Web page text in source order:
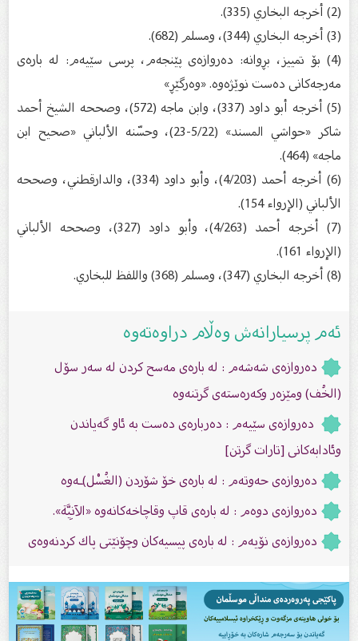
(4) بۆ تمییز، بڕوانه‌: ده‌روازه‌ی پێنجه‌م، پرسی سێیه‌م: له‌ باره‌ی
مه‌رجه‌كانی ده‌ست نوێژه‌وه‌. «وه‌رگێڕ»
(5) أخرجه أبو داود (337)، وابن ماجه (572)، وصححه الشيخ أحمد
شاكر «حواشي المسند» (5/22-23)، وحسّنه الألباني «صحيح ابن
ماجه» (464).
(6) أخرجه أحمد (4/203)، وأبو داود (334)، والدارقطني، وصححه
الألباني (الإرواء 154).
(7) أخرجه أحمد (4/263)، وأبو داود (327)، وصححه الألباني
(الإرواء 161).
ئەم پرسیارانەش وەڵام دراوەتەوە
ده‌روازه‌ی شه‌شه‌م : له‌ باره‌ی مه‌سح كردن له‌ سه‌ر سۆل
(الخُف) ومێزه‌ر وكه‌ره‌سته‌ى گرتنه‌وه‌
ده‌روازه‌ی سێیه‌م : ده‌رباره‌ی ده‌ست به‌ ئاو گه‌یاندن
وئادابه‌كانی [تارات گرتن]
ده‌روازه‌ی حه‌وته‌م : له‌ باره‌ی خۆ شۆردن (الغُسْل)ـه‌وه‌
ده‌روازه‌ی دوه‌م : له‌ باره‌ى قاپ وقاچاخه‌كانه‌وه‌ «الآنِيَّة».
ده‌روازه‌ى نۆیه‌م : له‌ باره‌ى پیسیه‌كان وچۆنێتی پاك كردنه‌وه‌ی